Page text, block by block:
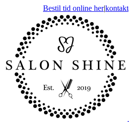
Bestil tid online her|